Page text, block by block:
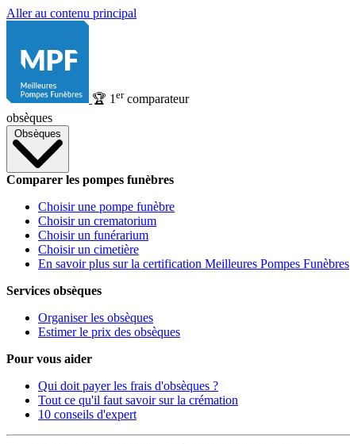
Aller au contenu principal
🏆 1 ercomparateur
obsèques
Obsèques
Comparer les pompes funèbres
Choisir une pompe funèbre
Choisir un crematorium
Choisir un funérarium
Choisir un cimetière
En savoir plus sur la certification Meilleures Pompes Funèbres
Services obsèques
Organiser les obsèques
Estimer le prix des obsèques
Pour vous aider
Qui doit payer les frais d'obsèques ?
Tout ce qu'il faut savoir sur la crémation
10 conseils d'expert